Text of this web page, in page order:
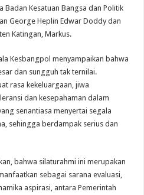
Badan Kesatuan Bangsa dan Politik
George Heplin Edwar Doddy dan
Katingan, Markus.
Kesbangpol menyampaikan bahwa
dan sungguh tak ternilai.
rasa kekeluargaan, jiwa
dan kesepahaman dalam
senantiasa menyertai segala
sehingga berdampak serius dan
bahwa silaturahmi ini merupakan
sebagai sarana evaluasi,
aspirasi, antara Pemerintah